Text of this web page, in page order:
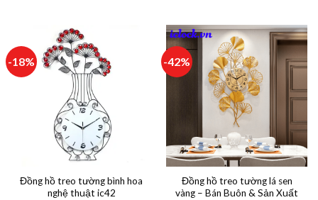
-18%
Đồng hồ treo tường bình hoa
nghệ thuật ic42
-42%
Đồng hồ treo tường lá sen
vàng – Bán Buôn & Sản Xuất